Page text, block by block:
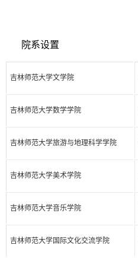
院系设置
吉林师范大学文学院
吉林师范大学数学学院
吉林师范大学旅游与地理科学学院
吉林师范大学美术学院
吉林师范大学音乐学院
吉林师范大学国际文化交流学院